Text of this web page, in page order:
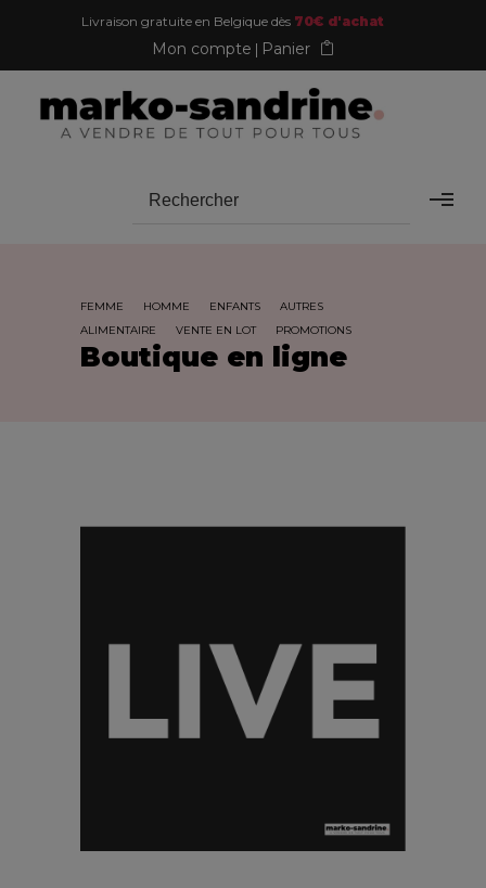
Livraison gratuite en Belgique dès 70€ d'achat
Mon compte Panier
FEMME HOMME ENFANTS
AUTRES
ALIMENTAIRE
VENTE EN LOT PROMOTIONS
Boutique en ligne